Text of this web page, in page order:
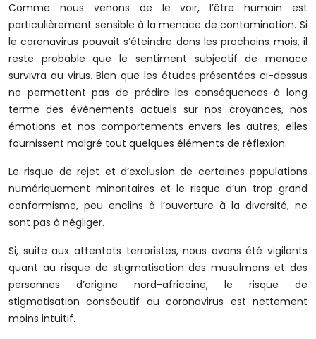
Comme nous venons de le voir, l’être humain est
particulièrement sensible à la menace de contamination. Si
le coronavirus pouvait s’éteindre dans les prochains mois, il
reste probable que le sentiment subjectif de menace
survivra au virus. Bien que les études présentées ci-dessus
ne permettent pas de prédire les conséquences à long
terme des évènements actuels sur nos croyances, nos
émotions et nos comportements envers les autres, elles
fournissent malgré tout quelques éléments de réflexion.
Le risque de rejet et d’exclusion de certaines populations
numériquement minoritaires et le risque d’un trop grand
conformisme, peu enclins à l’ouverture à la diversité, ne
sont pas à négliger.
Si, suite aux attentats terroristes, nous avons été vigilants
quant au risque de stigmatisation des musulmans et des
personnes d’origine nord-africaine, le risque de
stigmatisation consécutif au coronavirus est nettement
moins intuitif.